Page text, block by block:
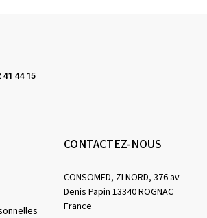
44 15
CONTACTEZ-NOUS
CONSOMED, ZI NORD, 376 av
Denis Papin 13340 ROGNAC
France